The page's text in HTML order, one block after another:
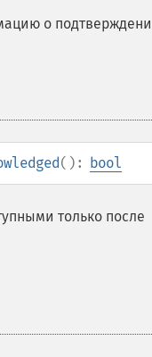
о
(): bool
только после